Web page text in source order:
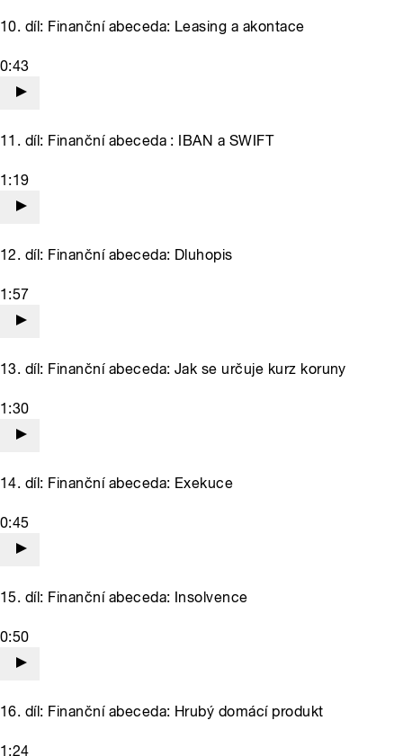
10. díl: Finanční abeceda: Leasing a akontace
0:43
11. díl: Finanční abeceda : IBAN a SWIFT
1:19
12. díl: Finanční abeceda: Dluhopis
1:57
13. díl: Finanční abeceda: Jak se určuje kurz koruny
1:30
14. díl: Finanční abeceda: Exekuce
0:45
15. díl: Finanční abeceda: Insolvence
0:50
16. díl: Finanční abeceda: Hrubý domácí produkt
1:24